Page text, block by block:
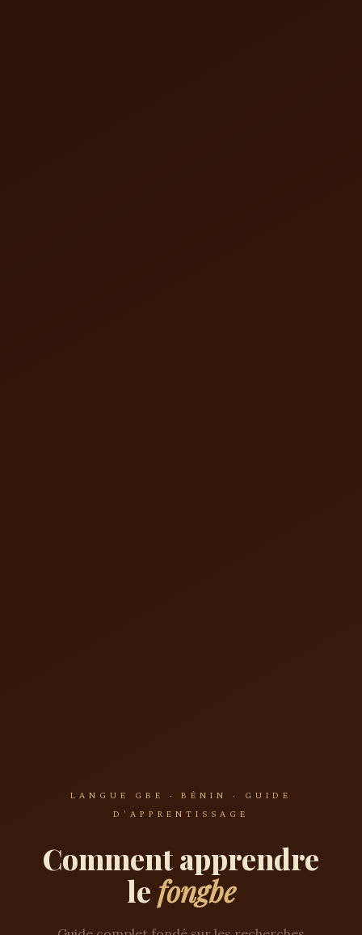
LANGUE GBE · BÉNIN · GUIDE
D'APPRENTISSAGE
Comment apprendre
le fongbe